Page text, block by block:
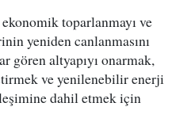
toparlanmayı ve
yeniden canlanmasını
gören altyapıyı onarmak,
ve yenilenebilir enerji
dahil etmek için